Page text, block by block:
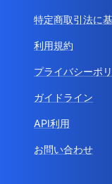
特定商取引法に
利用規約
プライバシーポ
ガイドライン
API利用
お問い合わせ